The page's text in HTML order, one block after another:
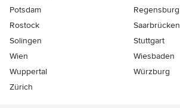
Potsdam
Regensburg
Rostock
Saarbrücken
Solingen
Stuttgart
Wien
Wiesbaden
Wuppertal
Würzburg
Zürich